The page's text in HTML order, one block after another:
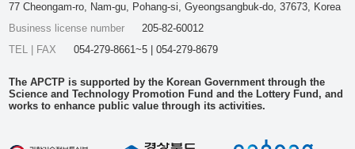
77 Cheongam-ro, Nam-gu, Pohang-si, Gyeongsangbuk-do, 37673, Korea
Business license number
205-82-60012
TEL | FAX
054-279-8661~5 | 054-279-8679
The APCTP is supported by the Korean Government through the
Science and Technology Promotion Fund and the Lottery Fund, and
works to enhance public value through its activities.